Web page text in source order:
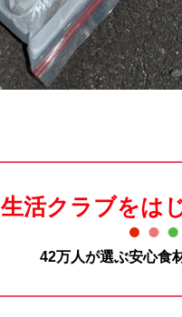
生活クラブをは
42万人が選ぶ安心食